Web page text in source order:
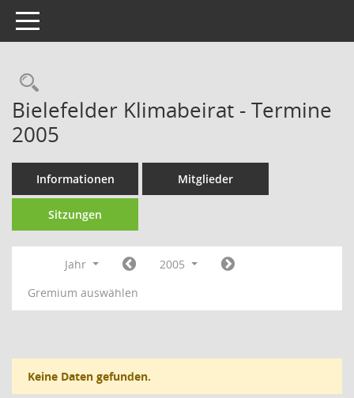
Toggle navigation
Rechercheauswahl
Bielefelder Klimabeirat - Termine
2005
Informationen Mitglieder
Sitzungen
Jahr
2005
Gremium auswählen
Keine Daten gefunden.